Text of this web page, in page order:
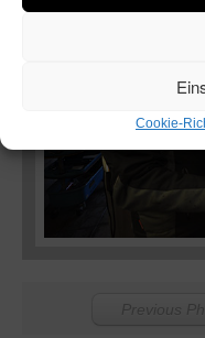
Cookie-
Previous